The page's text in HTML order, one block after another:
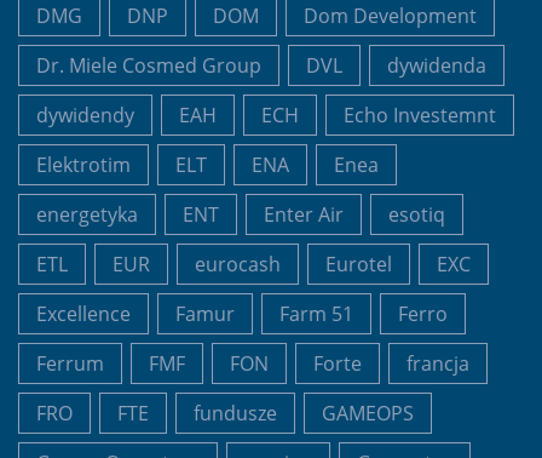
DMG
DNP DOM
Dom Development
Dr. Miele Cosmed Group
DVL
dywidenda
dywidendy
EAH ECH
Echo Investemnt
Elektrotim
ELT ENA
Enea
energetyka
ENT Enter Air
esotiq
ETL
EUR eurocash Eurotel
EXC
Excellence
Famur Farm 51
Ferro
Ferrum
FMF FON Forte
francja
FRO
FTE fundusze
GAMEOPS